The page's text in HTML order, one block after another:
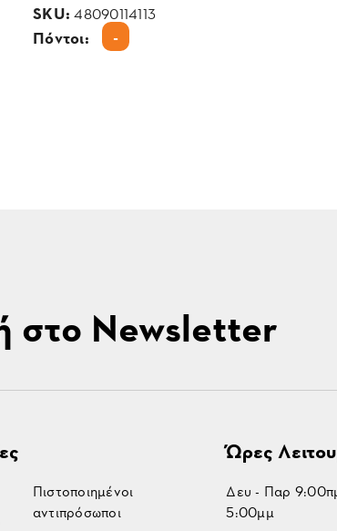
SKU:48090114113
Πόντοι: -
στο Newsletter
Πιστοποιημένοι
αντιπρόσωποι
Ώρες
Δευ - Παρ
5:00μμ